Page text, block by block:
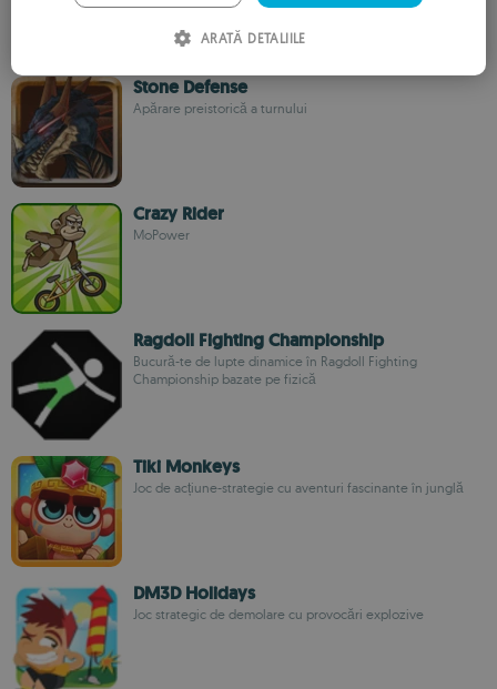
Stone Defense
Apărare preistorică a turnului
Crazy Rider
MoPower
Ragdoll Fighting Championship
Bucură-te de lupte dinamice în Ragdoll Fighting
Championship bazate pe fizică
Tiki Monkeys
Joc de acțiune-strategie cu aventuri fascinante în junglă
DM3D Holidays
Joc strategic de demolare cu provocări explozive
ROMANIAN
ARATĂ DETALIILE